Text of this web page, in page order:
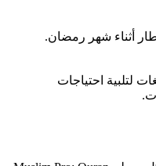
أثناء شهر رمضان.
لتلبية احتياجات